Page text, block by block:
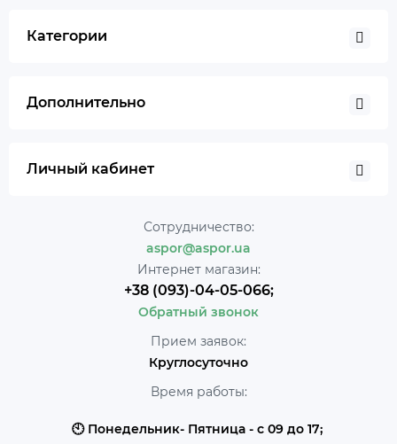
Категории
Дополнительно
Личный кабинет
Сотрудничество:
aspor@aspor.ua
Интернет магазин:
+38 (093)-04-05-066;
Обратный звонок
Прием заявок:
Круглосуточно
Время работы:
🕙 Понедельник- Пятница - с 09 до 17;